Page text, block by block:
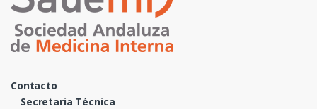
Contacto
Secretaria Técnica